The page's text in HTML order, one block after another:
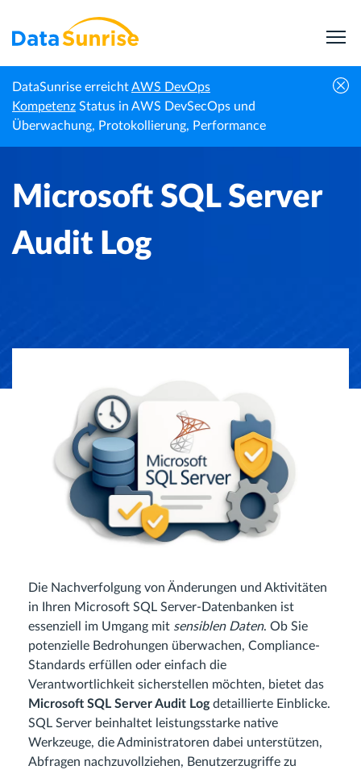
DataSunrise erreichtAWS DevOps
Kompetenz Status in AWS DevSecOps und
Überwachung, Protokollierung, Performance
Startseite Wissenszentrum Microsoft SQL Server Audit Log
Microsoft SQL Server
Audit Log
Die Nachverfolgung von Änderungen und Aktivitäten
in Ihren Microsoft SQL Server-Datenbanken ist
essenziell im Umgang mit sensiblen Daten. Ob Sie
potenzielle Bedrohungen überwachen, Compliance-
Standards erfüllen oder einfach die
Verantwortlichkeit sicherstellen möchten, bietet das
Microsoft SQL Server Audit Logdetaillierte Einblicke.
SQL Server beinhaltet leistungsstarke native
Werkzeuge, die Administratoren dabei unterstützen,
Abfragen nachzuvollziehen, Benutzerzugriffe zu